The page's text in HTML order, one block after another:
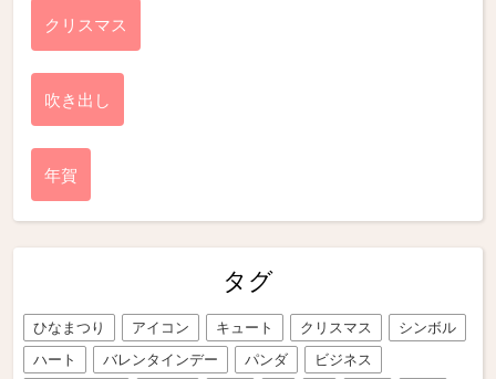
クリスマス
吹き出し
年賀
タグ
ひなまつり アイコン キュート クリスマス
シンボル
ハート
バレンタインデー パンダ
ビジネス